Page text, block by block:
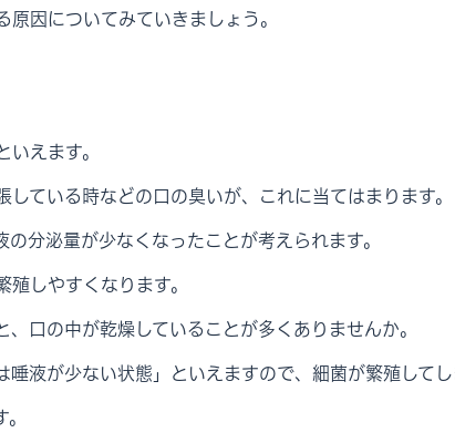
因についてみていきましょう。
えます。
ている時などの口の臭いが、これに当てはまります。
分泌量が少なくなったことが考えられます。
しやすくなります。
口の中が乾燥していることが多くありませんか。
唾液が少ない状態」といえますので、細菌が繁殖して